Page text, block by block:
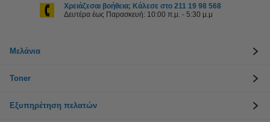
Χρειάζεσαι βοήθεια; Κάλεσε στο 211 19 98 568
Δευτέρα έως Παρασκευή: 10:00 π.μ. - 5:30 μ.μ
Μελάνια
Toner
Εξυπηρέτηση πελατών